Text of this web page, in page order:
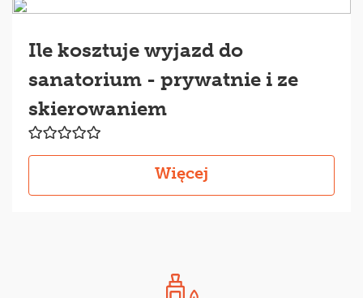
Ile kosztuje wyjazd do
sanatorium - prywatnie i ze
skierowaniem
Więcej